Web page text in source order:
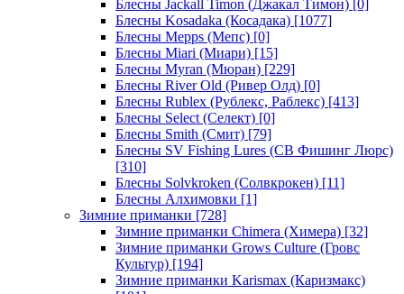
Блесны Jackall Timon (Джакал Тимон) [0]
Блесны Kosadaka (Косадака) [1077]
Блесны Mepps (Мепс) [0]
Блесны Miari (Миари) [15]
Блесны Myran (Мюран) [229]
Блесны River Old (Ривер Олд) [0]
Блесны Rublex (Рублекс, Раблекс) [413]
Блесны Select (Селект) [0]
Блесны Smith (Смит) [79]
Блесны SV Fishing Lures (СВ Фишинг Люрс)
[310]
Блесны Solvkroken (Солвкрокен) [11]
Блесны Алхимовки [1]
Зимние приманки [728]
Зимние приманки Chimera (Химера) [32]
Зимние приманки Grows Culture (Гровс
Культур) [194]
Зимние приманки Karismax (Каризмакс)